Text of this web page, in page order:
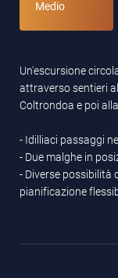
Medio
Un'escursione
attraverso sentieri
Coltrondoa e poi
- Idilliaci passaggi
- Due malghe in
- Diverse possibilità
pianificazione